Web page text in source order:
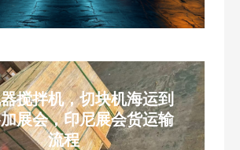
搅拌机，切块机海运到
展会，印尼展会货运输
流程